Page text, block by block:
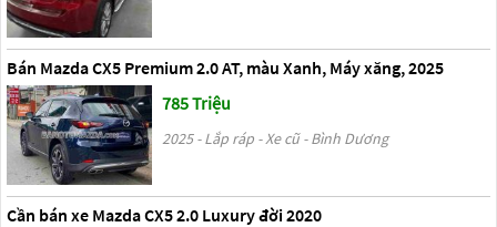
Bán Mazda CX5 Premium 2.0 AT, màu Xanh, Máy xăng, 2025
785 Triệu
2025 - Lắp ráp - Xe cũ - Bình Dương
Cần bán xe Mazda CX5 2.0 Luxury đời 2020